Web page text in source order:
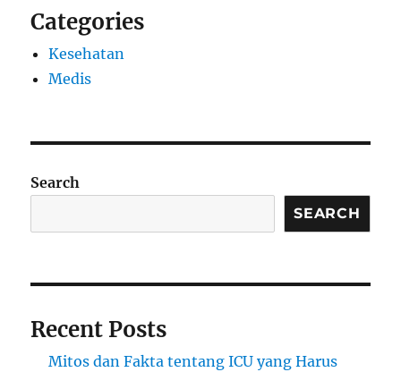
Categories
Kesehatan
Medis
Search
SEARCH
Recent Posts
Mitos dan Fakta tentang ICU yang Harus